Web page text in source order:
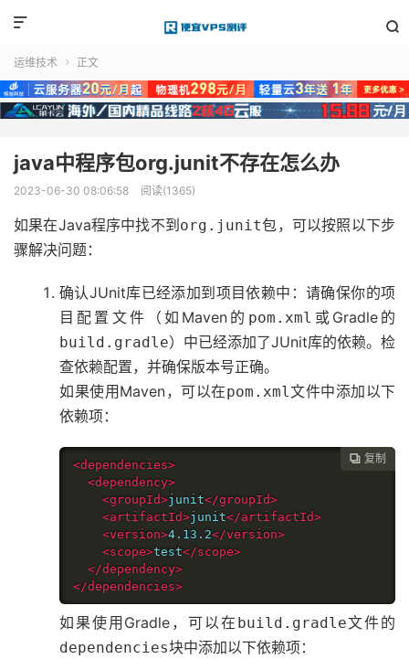


运维技术  正文
java中程序包org.junit不存在怎么办
2023-06-30 08:06:58 阅读(1365)
如果在Java程序中找不到 org.junit包，可以按照以下步
骤解决问题：
确认JUnit库已经添加到项目依赖中：请确保你的项
目配置文件（如Maven的 pom.xml 或Gradle的
build.gradle）中已经添加了JUnit库的依赖。检
查依赖配置，并确保版本号正确。
如果使用Maven，可以在pom.xml文件中添加以下
依赖项：
 复制
<dependencies>
<dependency>
<groupId>junit</groupId>
<artifactId>junit</artifactId>
<version>4.13.2</version>
<scope>test</scope>
</dependency>
</dependencies>
如果使用Gradle，可以在 build.gradle文件的
dependencies块中添加以下依赖项：